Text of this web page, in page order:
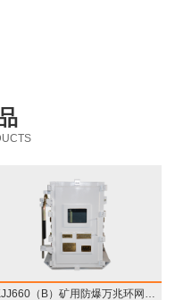
599.56万平方米，其
米，灰场占地536.44万
平方米。共安装高温高
压锅炉13台，汽轮发电
机组11台，总装机容量
万千瓦。